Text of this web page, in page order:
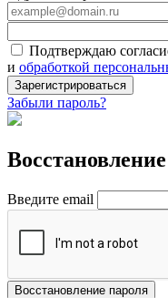
Подтверждаю
и обработкой
Зарегистрироваться
Забыли пароль?
Введите email
Восстановление пароля